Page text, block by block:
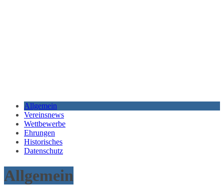
Allgemein
Vereinsnews
Wettbewerbe
Ehrungen
Historisches
Datenschutz
Allgemein